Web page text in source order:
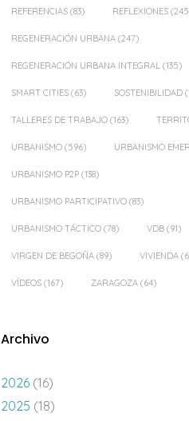
REFERENCIAS (83) REFLEXIONES
REGENERACIÓN URBANA (247)
REGENERACIÓN URBANA INTEGRAL (135)
SMART CITIES (63) SOSTENIBILIDAD
TALLERES DE TRABAJO (163)
URBANISMO (596) URBANISMO
URBANISMO P2P (138)
URBANISMO PARTICIPATIVO (83)
URBANISMO TÁCTICO (78) VDB (91)
VIRGEN DE BEGOÑA (89) VIVIENDA
VÍDEOS (167) ZARAGOZA (64)
Archivo
2026 (16)
2025 (18)